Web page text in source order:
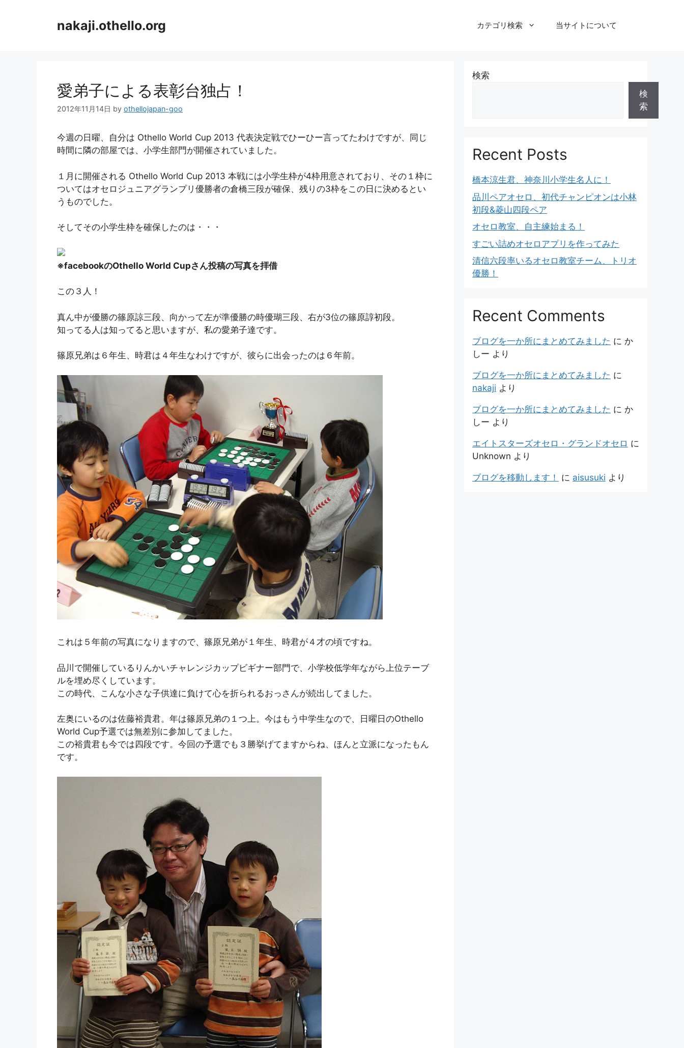
nakaji.othello.org カテゴリ検索 当サイトについて
愛弟子による表彰台独占！
2012年11月14日 by othellojapan-goo
今週の日曜、自分は Othello World Cup 2013 代表決定戦でひーひー言ってたわけですが、同じ
時間に隣の部屋では、小学生部門が開催されていました。
１月に開催される Othello World Cup 2013 本戦には小学生枠が4枠用意されており、その１枠に
ついてはオセロジュニアグランプリ優勝者の倉橋三段が確保、残りの3枠をこの日に決めるとい
うものでした。
そしてその小学生枠を確保したのは・・・
※facebookのOthello World Cupさん投稿の写真を拝借
この３人！
真ん中が優勝の篠原諒三段、向かって左が準優勝の時優瑚三段、右が3位の篠原諄初段。
知ってる人は知ってると思いますが、私の愛弟子達です。
篠原兄弟は６年生、時君は４年生なわけですが、彼らに出会ったのは６年前。
これは５年前の写真になりますので、篠原兄弟が１年生、時君が４才の頃ですね。
品川で開催しているりんかいチャレンジカップビギナー部門で、小学校低学年ながら上位テーブ
ルを埋め尽くしています。
この時代、こんな小さな子供達に負けて心を折られるおっさんが続出してました。
左奥にいるのは佐藤裕貴君。年は篠原兄弟の１つ上。今はもう中学生なので、日曜日のOthello
World Cup予選では無差別に参加してました。
この裕貴君も今では四段です。今回の予選でも３勝挙げてますからね、ほんと立派になったもん
です。
検索
検
索
Recent Posts
橋本涼生君、神奈川小学生名人に！
品川ペアオセロ、初代チャンピオンは小林
初段&菱山四段ペア
オセロ教室、自主練始まる！
すごい詰めオセロアプリを作ってみた
清信六段率いるオセロ教室チーム、トリオ
優勝！
Recent Comments
ブログを一か所にまとめてみました に か
しー より
ブログを一か所にまとめてみました に
nakaji より
ブログを一か所にまとめてみました に か
しー より
エイトスターズオセロ・グランドオセロ に
Unknown より
ブログを移動します！ に aisusuki より